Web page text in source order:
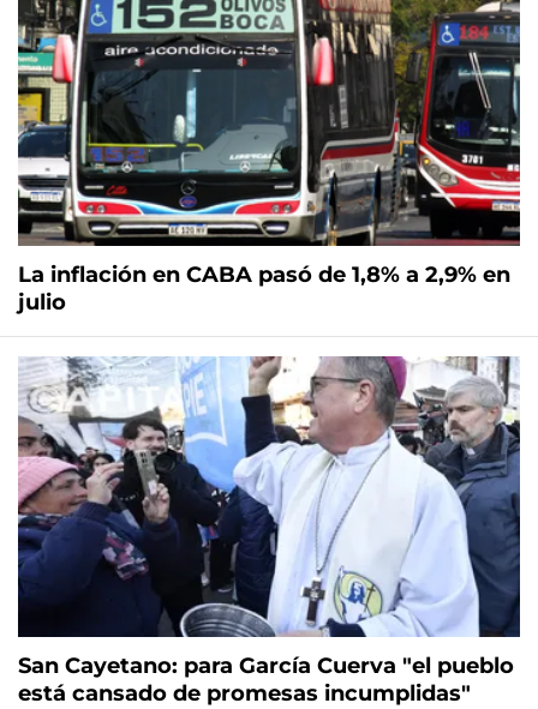
La inflación en CABA pasó de 1,8% a 2,9% en
julio
San Cayetano: para García Cuerva "el pueblo
está cansado de promesas incumplidas"